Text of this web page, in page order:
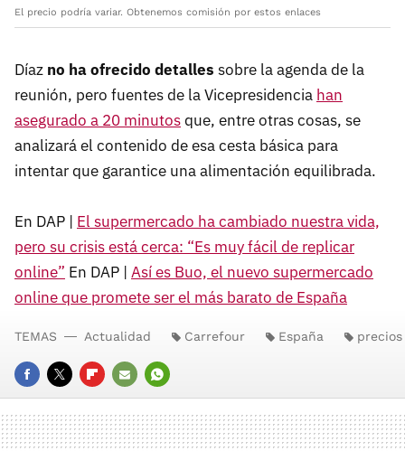
El precio podría variar. Obtenemos comisión por estos enlaces
Díaz no ha ofrecido detalles sobre la agenda de la
reunión, pero fuentes de la Vicepresidencia han
asegurado a 20 minutosque, entre otras cosas, se
analizará el contenido de esa cesta básica para
intentar que garantice una alimentación equilibrada.
En DAP | El supermercado ha cambiado nuestra vida,
pero su crisis está cerca: “Es muy fácil de replicar
online” En DAP | Así es Buo, el nuevo supermercado
online que promete ser el más barato de España
FACEBOOK
TWITTERFLIPBOARD
E-
MAIL
WHATSAPP
TEMAS Actualidad Carrefour España precios